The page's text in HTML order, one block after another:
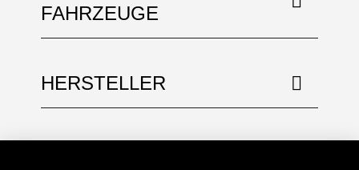
FAHRZEUGE
HERSTELLER